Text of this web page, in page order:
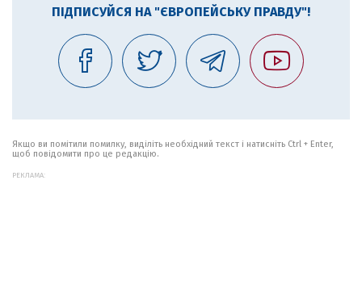
ПІДПИСУЙСЯ НА "ЄВРОПЕЙСЬКУ ПРАВДУ"!
Якщо ви помітили помилку, виділіть необхідний текст і натисніть Ctrl + Enter,
щоб повідомити про це редакцію.
РЕКЛАМА: